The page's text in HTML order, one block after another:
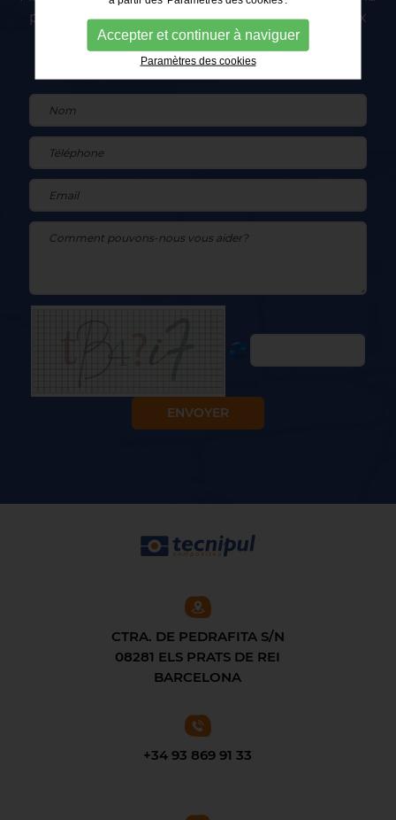
pultrusion pour des designs du groupe ou ceux
des clients.
CTRA. DE PEDRAFITA S/N
08281 ELS PRATS DE REI
BARCELONA
+34 93 869 91 33
Accepter et continuer à naviguer
Paramètres des cookies